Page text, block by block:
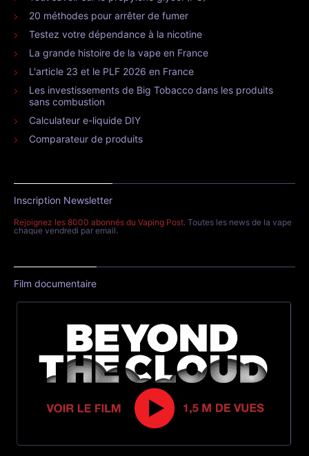
20 méthodes pour arrêter de fumer
Testez votre dépendance à la nicotine
La grande histoire de la vape en France
L'article 23 et le PLF 2026 en France
Les investissements de Big Tobacco dans les produits
sans combustion
Calculateur e-liquide DIY
Comparateur de produits
Inscription Newsletter
Rejoignez les 8000 abonnés du Vaping Post. Toutes les news de la vape
chaque vendredi par email.
Film documentaire